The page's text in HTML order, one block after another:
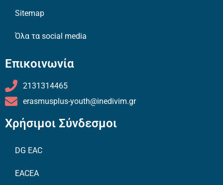
Sitemap
Όλα τα social media
Επικοινωνία
2131314465
erasmusplus-youth@inedivim.gr
Χρήσιμοι Σύνδεσμοι
DG EAC
EACEA